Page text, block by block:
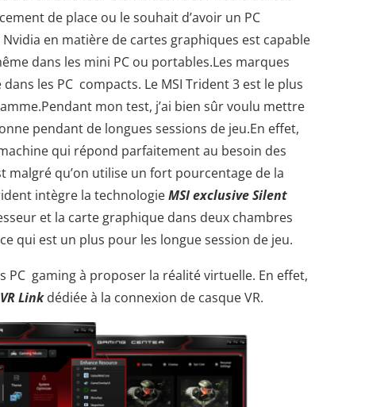
de place ou le souhait d’avoir un PC
en matière de cartes graphiques est capable
dans les mini PC ou portables.Les marques
les PC compacts. Le MSI Trident 3 est le plus
mon test, j’ai bien sûr voulu mettre
pendant de longues sessions de jeu.En effet,
qui répond parfaitement au besoin des
malgré qu’on utilise un fort pourcentage de la
intègre la technologieMSI exclusive Silent
et la carte graphique dans deux chambres
qui est un plus pour les longue session de jeu.
gaming à proposer la réalité virtuelle. En effet,
VR Linkdédiée à la connexion de casque VR.